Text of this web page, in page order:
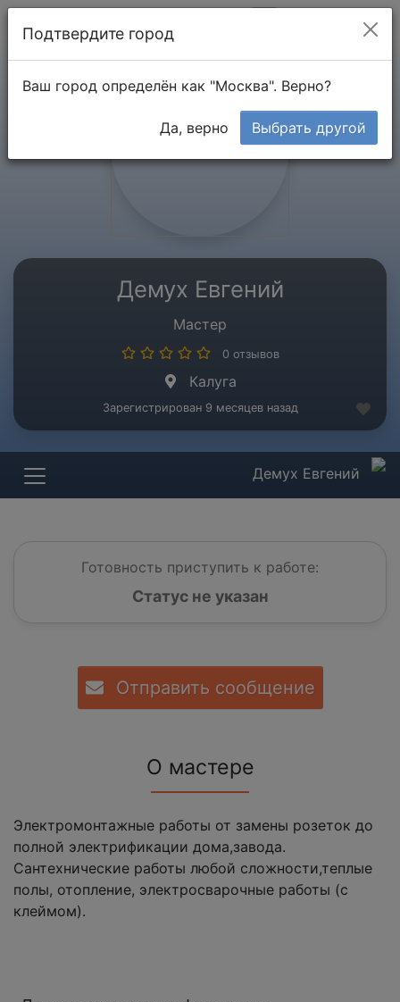
Демух Евгений
Мастер
0 отзывов
Калуга
Зарегистрирован 9 месяцев назад
Демух Евгений
Готовность приступить к работе:
Статус не указан
Отправить сообщение
О мастере
Электромонтажные работы от замены розеток до
полной электрификации дома,завода.
Сантехнические работы любой сложности,теплые
полы, отопление, электросварочные работы (с
клеймом).
Подтвердите город
Ваш город определён как "Москва". Верно?
Да, верно Выбрать другой